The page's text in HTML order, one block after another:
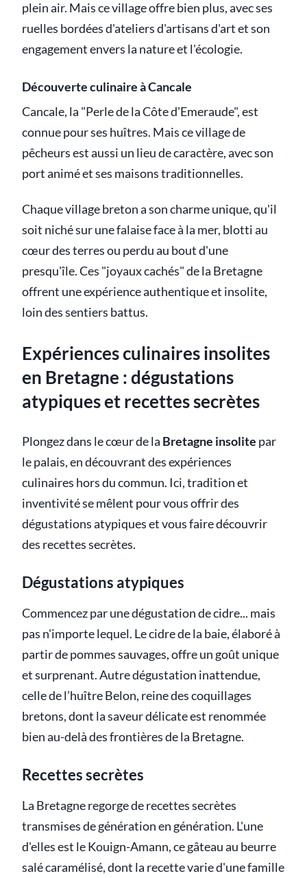
plein air. Mais ce village offre bien plus, avec ses
ruelles bordées d'ateliers d'artisans d'art et son
engagement envers la nature et l'écologie.
Découverte culinaire à Cancale
Cancale, la "Perle de la Côte d'Emeraude", est
connue pour ses huîtres. Mais ce village de
pêcheurs est aussi un lieu de caractère, avec son
port animé et ses maisons traditionnelles.
Chaque village breton a son charme unique, qu'il
soit niché sur une falaise face à la mer, blotti au
cœur des terres ou perdu au bout d'une
presqu'île. Ces "joyaux cachés" de la Bretagne
offrent une expérience authentique et insolite,
loin des sentiers battus.
Expériences culinaires insolites
en Bretagne : dégustations
atypiques et recettes secrètes
Plongez dans le cœur de la Bretagne insolite par
le palais, en découvrant des expériences
culinaires hors du commun. Ici, tradition et
inventivité se mêlent pour vous offrir des
dégustations atypiques et vous faire découvrir
des recettes secrètes.
Dégustations atypiques
Commencez par une dégustation de cidre... mais
pas n'importe lequel. Le cidre de la baie, élaboré à
partir de pommes sauvages, offre un goût unique
et surprenant. Autre dégustation inattendue,
celle de l’huître Belon, reine des coquillages
bretons, dont la saveur délicate est renommée
bien au-delà des frontières de la Bretagne.
Recettes secrètes
La Bretagne regorge de recettes secrètes
transmises de génération en génération. L'une
d'elles est le Kouign-Amann, ce gâteau au beurre
salé caramélisé, dont la recette varie d'une famille